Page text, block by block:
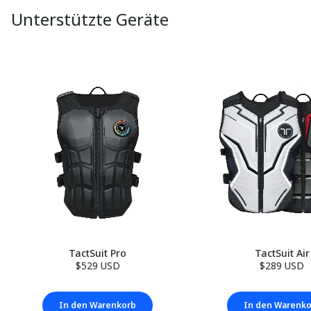
Unterstützte Geräte
TactSuit Pro
$529 USD
In den Warenkorb
TactSuit Air
$289 USD
In den